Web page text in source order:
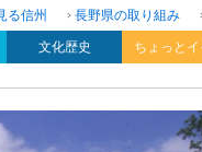
る信州 長野県の取り組み
文化歴史 ちょっと